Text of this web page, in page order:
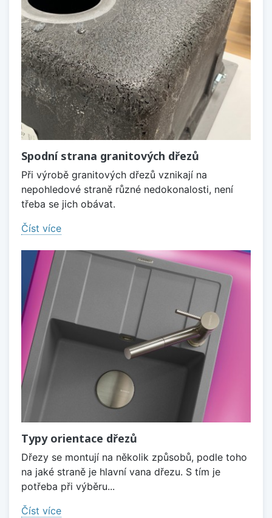
Spodní strana granitových dřezů
Při výrobě granitových dřezů vznikají na
nepohledové straně různé nedokonalosti, není
třeba se jich obávat.
Číst více
Typy orientace dřezů
Dřezy se montují na několik způsobů, podle toho
na jaké straně je hlavní vana dřezu. S tím je
potřeba při výběru...
Číst více